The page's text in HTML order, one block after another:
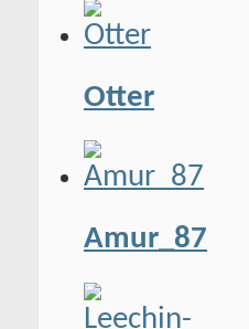
Otter
Amur_87